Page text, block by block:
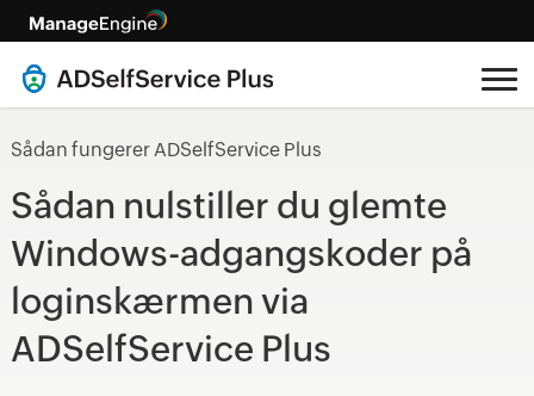
Sådan fungerer ADSelfService Plus
Sådan nulstiller du glemte
Windows-adgangskoder på
loginskærmen via
ADSelfService Plus